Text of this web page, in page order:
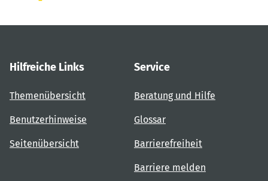
Hilfreiche Links
Themenübersicht
Benutzerhinweise
Seitenübersicht
Service
Beratung und Hilfe
Glossar
Barrierefreiheit
Barriere melden